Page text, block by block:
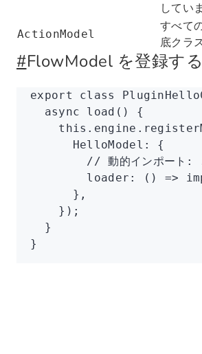
してい
ActionModel
すべて
底クラ
#FlowModel を登録する
export class
  async
load () {
    this
. engine
      HelloModel
:
{
// 動的インポート:
        loader
: () =>
      }
,
    });
  }
}